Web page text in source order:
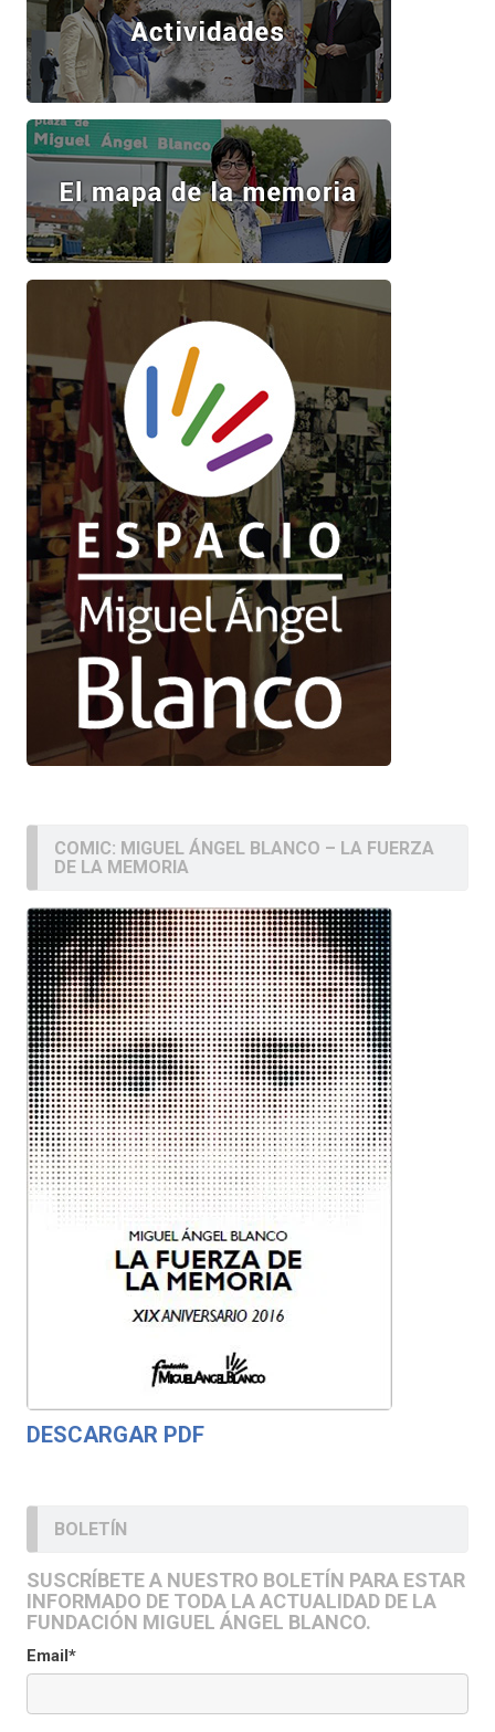
COMIC: MIGUEL ÁNGEL BLANCO – LA FUERZA
DE LA MEMORIA
DESCARGAR PDF
BOLETÍN
SUSCRÍBETE A NUESTRO BOLETÍN PARA ESTAR
INFORMADO DE TODA LA ACTUALIDAD DE LA
FUNDACIÓN MIGUEL ÁNGEL BLANCO.
Email*